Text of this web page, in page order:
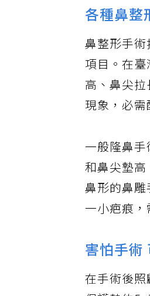
各種鼻整
鼻整形手
項目。在
高、鼻尖
現象，必需
一般隆鼻
和鼻尖墊
鼻形的鼻
一小疤痕
害怕手術
在手術後